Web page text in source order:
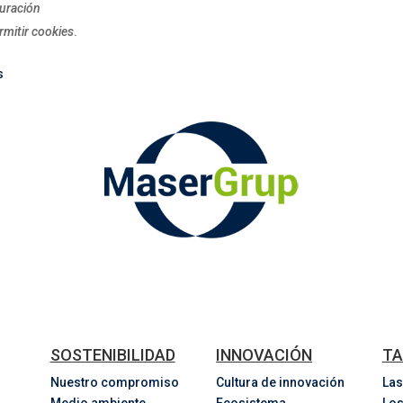
cookies.
SOSTENIBILIDAD
Nuestro compromiso
INNOVACIÓN
Cultura de innovación